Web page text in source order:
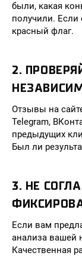
были, какая
получили. Если
красный флаг.
2.
Отзывы на
Telegram,
предыдущих
Был ли
3. НЕ
Если вам
анализа вашей
Качественная